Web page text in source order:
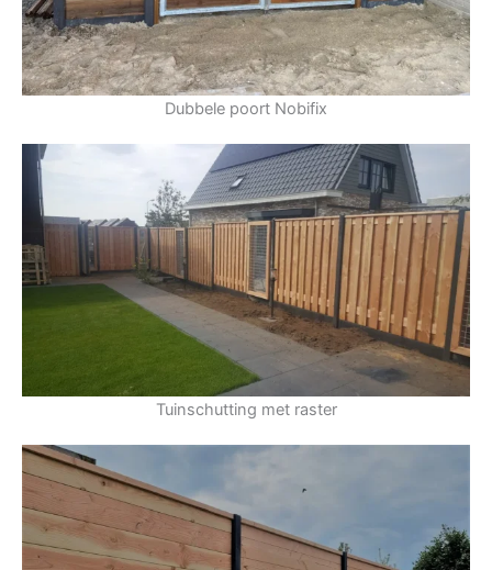
Dubbele poort Nobifix
Tuinschutting met raster